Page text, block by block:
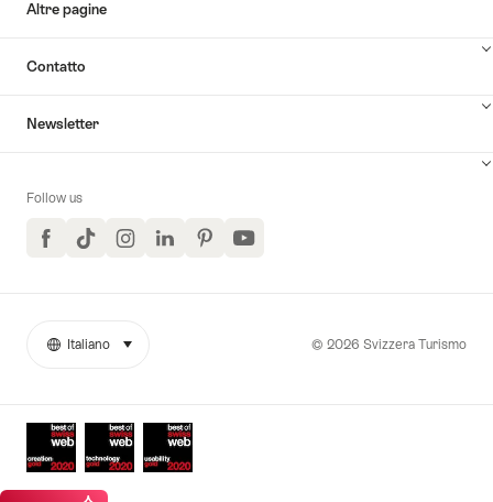
Altre pagine
Contatto
Newsletter
Follow us
FacebookTikTokInstagramLinkedInPinterestYouTube
Awards
More
© 2026 Svizzera Turismo
Lingua
Italiano seleziona (clicca per visualizzare)